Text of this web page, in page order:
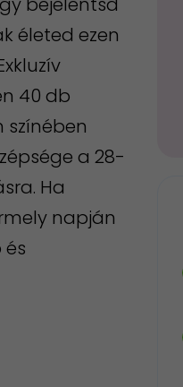
életed ezen
40 db
a 28-
Ha
napján